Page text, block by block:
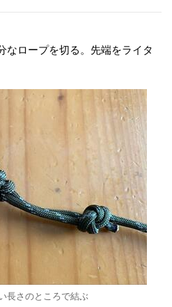
なロープを切る。先端をライタ
長さのところで結ぶ